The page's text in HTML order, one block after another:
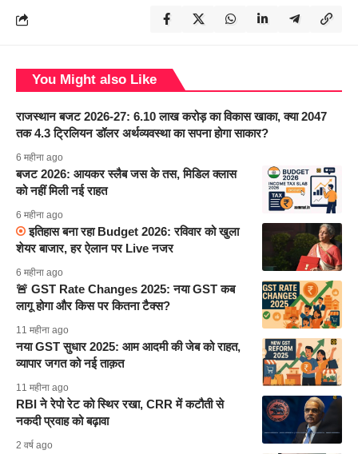
You Might also Like
राजस्थान बजट 2026-27: 6.10 लाख करोड़ का विकास खाका, क्या 2047
तक 4.3 ट्रिलियन डॉलर अर्थव्यवस्था का सपना होगा साकार?
6 महीना ago
बजट 2026: आयकर स्लैब जस के तस, मिडिल क्लास
को नहीं मिली नई राहत
6 महीना ago
इतिहास बना रहा Budget 2026: रविवार को खुला
शेयर बाजार, हर ऐलान पर Live नजर
6 महीना ago
🚨 GST Rate Changes 2025: नया GST कब
लागू होगा और किस पर कितना टैक्स?
11 महीना ago
नया GST सुधार 2025: आम आदमी की जेब को राहत,
व्यापार जगत को नई ताक़त
11 महीना ago
RBI ने रेपो रेट को स्थिर रखा, CRR में कटौती से
नकदी प्रवाह को बढ़ावा
2 वर्ष ago